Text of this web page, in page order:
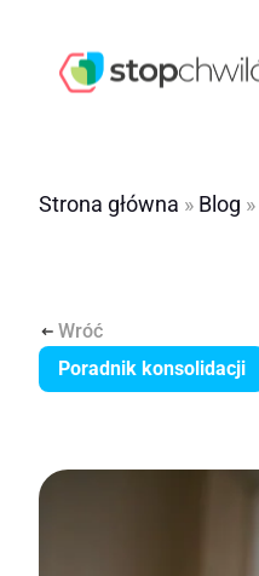
Strona główna » Blog »
Wróć
Poradnik konsolidacji